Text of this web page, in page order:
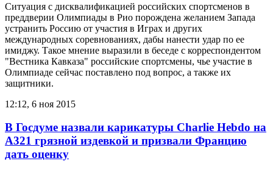
Ситуация с дисквалификацией российских спортсменов в
преддверии Олимпиады в Рио порождена желанием Запада
устранить Россию от участия в Играх и других
международных соревнованиях, дабы нанести удар по ее
имиджу. Такое мнение выразили в беседе с корреспондентом
"Вестника Кавказа" российские спортсмены, чье участие в
Олимпиаде сейчас поставлено под вопрос, а также их
защитники.
12:12, 6 ноя 2015
В Госдуме назвали карикатуры Charlie Hebdo на
А321 грязной издевкой и призвали Францию
дать оценку